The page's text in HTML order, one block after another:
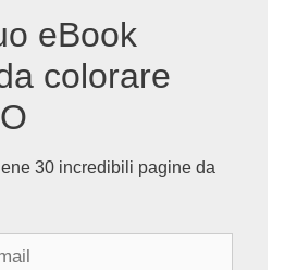
eBook
colorare
30 incredibili pagine da